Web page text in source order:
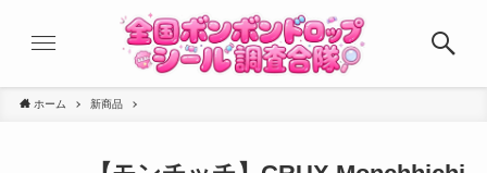
ホーム 新商品